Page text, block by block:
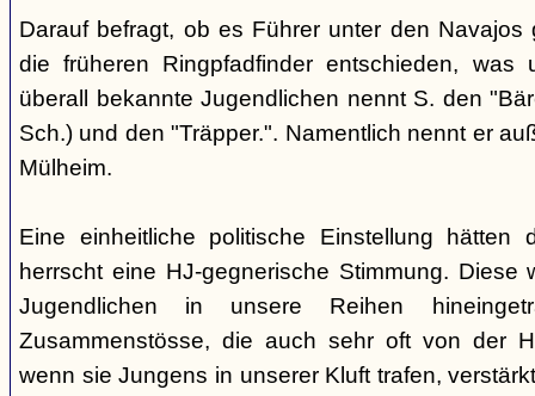
Darauf befragt, ob es Führer unter den Navajos
die früheren Ringpfadfinder entschieden, was
überall bekannte Jugendlichen nennt S. den
Sch.) und den "Träpper.". Namentlich nennt er
Mülheim.
Eine einheitliche politische Einstellung hätten
herrscht eine HJ-gegnerische Stimmung. Diese
Jugendlichen in unsere Reihen
Zusammenstösse, die auch sehr oft von der
wenn sie Jungens in unserer Kluft trafen,